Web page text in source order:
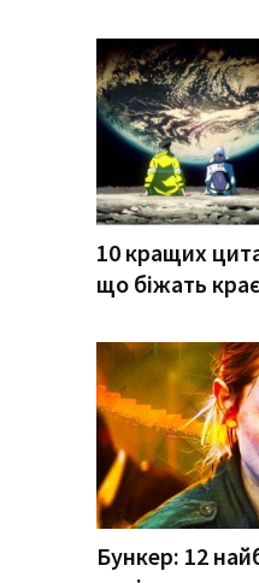
10 кращих
що біжать
Бункер: 12